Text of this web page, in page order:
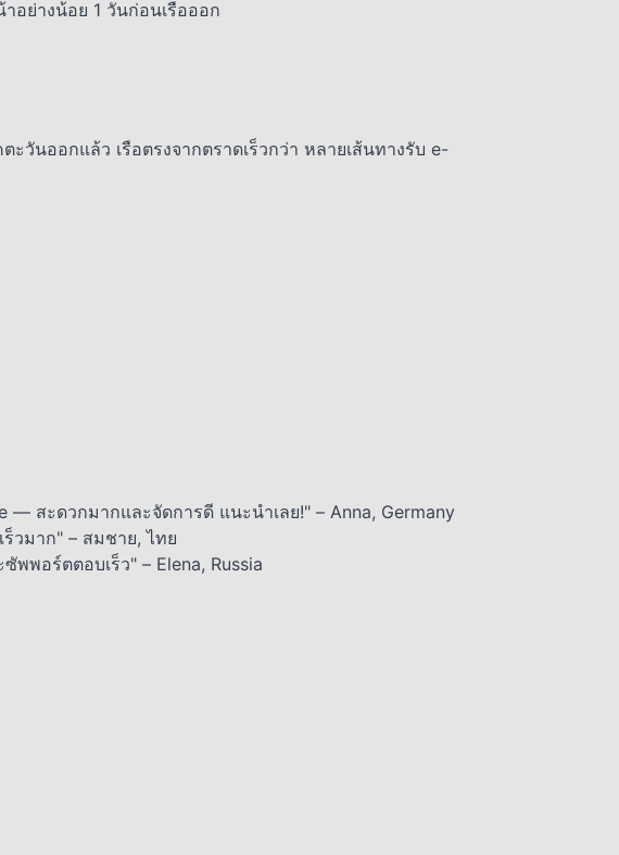
อย่างน้อย 1 วันก่อนเรือออก
วันออกแล้ว เรือตรงจากตราดเร็วกว่า หลายเส้นทางรับ e-
— สะดวกมากและจัดการดี แนะนำเลย!" – Anna, Germany
วมาก" – สมชาย, ไทย
พพอร์ตตอบเร็ว" – Elena, Russia